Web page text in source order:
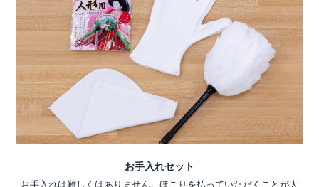
お手入れセット
お手入れは難しくはありません。ほこりを払っていただくことが大